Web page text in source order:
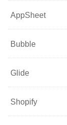
AppSheet
Bubble
Glide
Shopify